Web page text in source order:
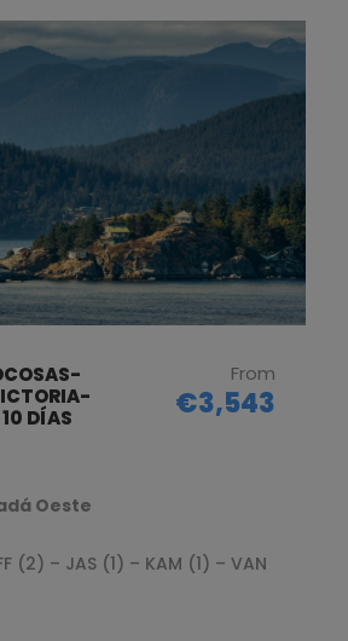
DÍAS
From
€3,543
Oeste
(2) – JAS (1) – KAM (1) – VAN